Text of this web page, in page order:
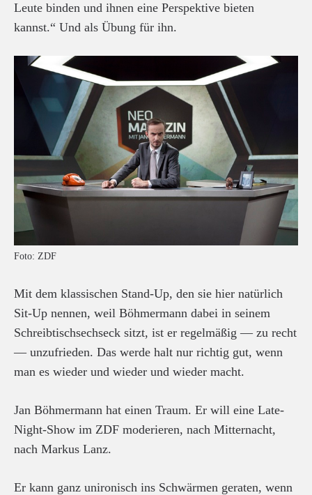
Leute binden und ihnen eine Perspektive bieten
kannst.“ Und als Übung für ihn.
Foto: ZDF
Mit dem klassischen Stand-Up, den sie hier natürlich
Sit-Up nennen, weil Böhmermann dabei in seinem
Schreibtischsechseck sitzt, ist er regelmäßig — zu recht
— unzufrieden. Das werde halt nur richtig gut, wenn
man es wieder und wieder und wieder macht.
Jan Böhmermann hat einen Traum. Er will eine Late-
Night-Show im ZDF moderieren, nach Mitternacht,
nach Markus Lanz.
Er kann ganz unironisch ins Schwärmen geraten, wenn